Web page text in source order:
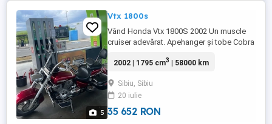
5
Vtx 1800s
Vând Honda Vtx 1800S 2002 Un muscle
cruiser adevărat. Apehanger și tobe Cobra
propietar în țară. Cumpărată de 5 ani de la
făcută pentru Canda așa ca vitezometru
este în Km Nu am avut nici un fel de
probleme la ea având ...
2002 | 1795 cm3 | 58000 km
Sibiu, Sibiu
20 iulie
35 652 RON